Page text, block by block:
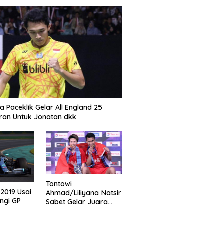
Paceklik Gelar All England 25
Untuk Jonatan dkk
Usai
GP
Tontowi
Ahmad/Liliyana Natsir
Sabet Gelar Juara